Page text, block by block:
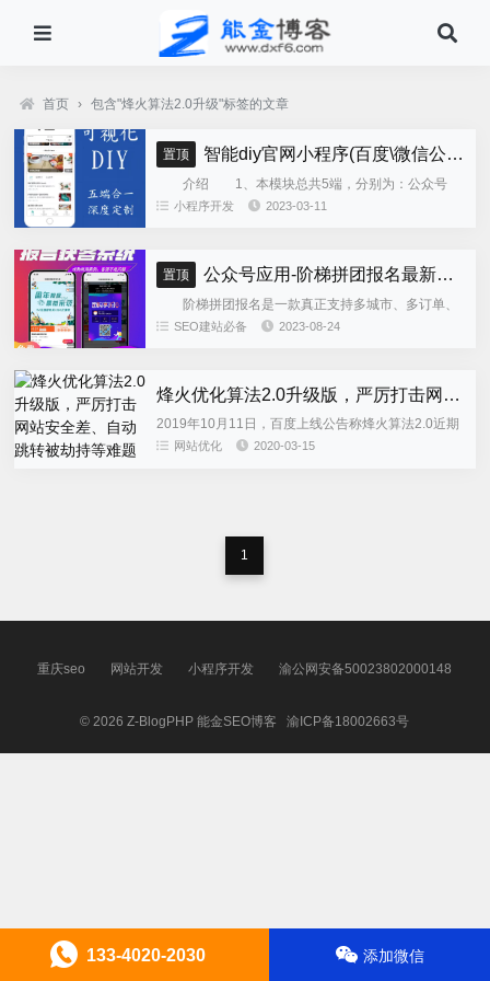
首页 › 包含"烽火算法2.0升级"标签的文章
置顶 智能diy官网小程序(百度\微信公众号\微信小程序\支付宝\抖音小程序)独立版
介绍 1、本模块总共5端，分别为：公众号
h5、微信小程序、百度小程序、支付宝小程序、......
小程序开发 2023-03-11
置顶 公众号应用-阶梯拼团报名最新版本源码程序
阶梯拼团报名是一款真正支持多城市、多订单、
全供应链商业模式，订单统计、核销、一键导出等强
SEO建站必备 2023-08-24
烽火优化算法2.0升级版，严厉打击网站安全差、自动跳转被劫持等难题
2019年10月11日，百度上线公告称烽火算法2.0近期
升级。根据百度历史以来的惯性，每次更新都是雷声
网站优化 2020-03-15
1
重庆seo 网站开发 小程序开发 渝公网安备50023802000148
© 2026Z-BlogPHP 能金SEO博客渝ICP备18002663号
133-4020-2030 添加微信